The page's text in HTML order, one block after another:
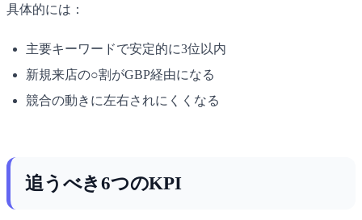
具体的には：
主要キーワードで安定的に3位以内
新規来店の○割がGBP経由になる
競合の動きに左右されにくくなる
追うべき6つのKPI